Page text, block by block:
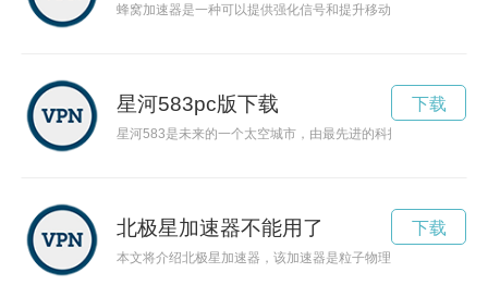
蜂窝加速器是一种可以提供强化信号和提升移动网络速度的设
星河583pc版下载
星河583是未来的一个太空城市，由最先进的科技打造而成，成
下载
北极星加速器不能用了
本文将介绍北极星加速器，该加速器是粒子物理领域的重要设
下载